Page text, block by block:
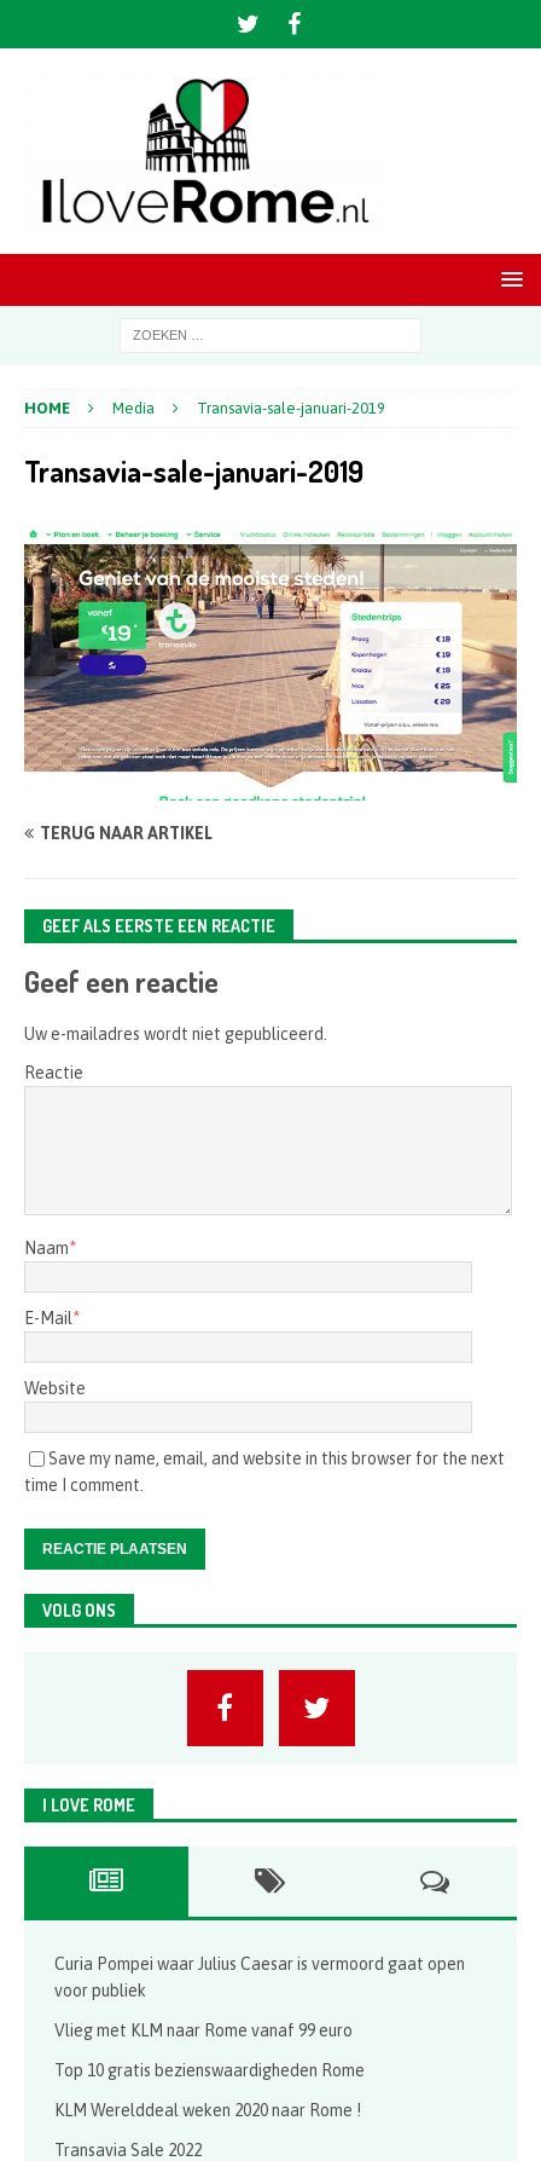
HOME Media Transavia-sale-januari-2019
Transavia-sale-januari-2019
TERUG NAAR ARTIKEL
GEEF ALS EERSTE EEN REACTIE
Geef een reactie
Uw e-mailadres wordt niet gepubliceerd.
Reactie
Naam*
E-Mail*
Website
Save my name, email, and website in this browser for the next
time I comment.
VOLG ONS
I LOVE ROME
Curia Pompei waar Julius Caesar is vermoord gaat open
voor publiek
Vlieg met KLM naar Rome vanaf 99 euro
Top 10 gratis bezienswaardigheden Rome
KLM Werelddeal weken 2020 naar Rome !
Transavia Sale 2022